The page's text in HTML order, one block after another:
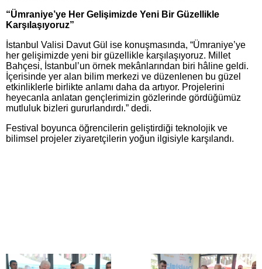
“Ümraniye’ye Her Gelişimizde Yeni Bir Güzellikle
Karşılaşıyoruz”
İstanbul Valisi Davut Gül ise konuşmasında, “Ümraniye’ye
her gelişimizde yeni bir güzellikle karşılaşıyoruz. Millet
Bahçesi, İstanbul’un örnek mekânlarından biri hâline geldi.
İçerisinde yer alan bilim merkezi ve düzenlenen bu güzel
etkinliklerle birlikte anlamı daha da artıyor. Projelerini
heyecanla anlatan gençlerimizin gözlerinde gördüğümüz
mutluluk bizleri gururlandırdı.” dedi.
Festival boyunca öğrencilerin geliştirdiği teknolojik ve
bilimsel projeler ziyaretçilerin yoğun ilgisiyle karşılandı.